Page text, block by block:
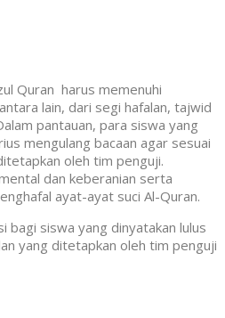
Quran harus memenuhi
lain, dari segi hafalan, tajwid
pantauan, para siswa yang
mengulang bacaan agar sesuai
oleh tim penguji.
dan keberanian serta
ayat-ayat suci Al-Quran.
bagi siswa yang dinyatakan lulus
yang ditetapkan oleh tim penguji